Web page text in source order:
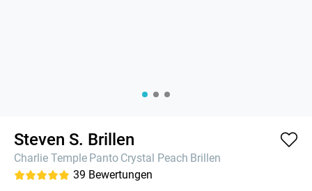
Steven S. Brillen
Charlie Temple Panto Crystal Peach Brillen
39 Bewertungen